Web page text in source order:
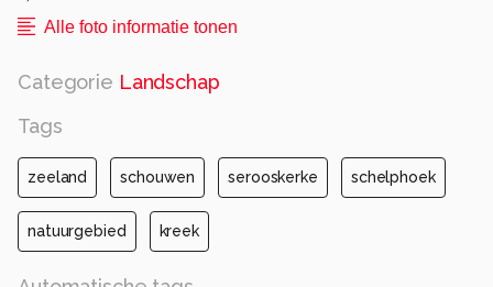
Alle foto informatie tonen
Categorie Landschap
Tags
zeeland schouwen serooskerke schelphoek
natuurgebied kreek